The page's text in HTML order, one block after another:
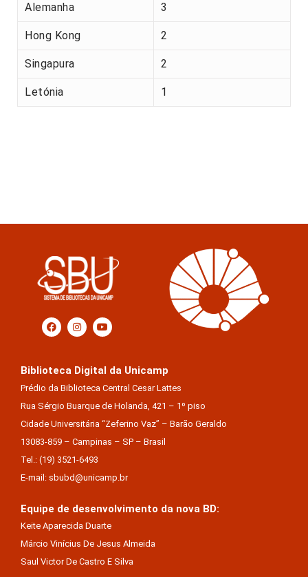
Alemanha 3
Hong Kong 2
Singapura 2
Letónia 1
Biblioteca Digital da Unicamp
Prédio da Biblioteca Central Cesar Lattes
Rua Sérgio Buarque de Holanda, 421 – 1º piso
Cidade Universitária “Zeferino Vaz” – Barão Geraldo
13083-859 – Campinas – SP – Brasil
Tel.: (19) 3521-6493
E-mail: sbubd@unicamp.br
Equipe de desenvolvimento da nova BD:
Keite Aparecida Duarte
Márcio Vinícius De Jesus Almeida
Saul Victor De Castro E Silva